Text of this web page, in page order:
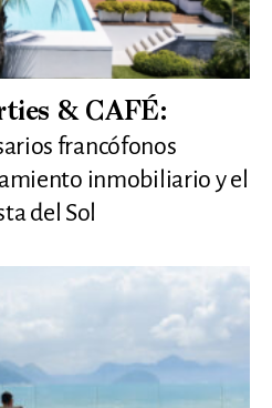
& CAFÉ:
francófonos
inmobiliario y el
del Sol